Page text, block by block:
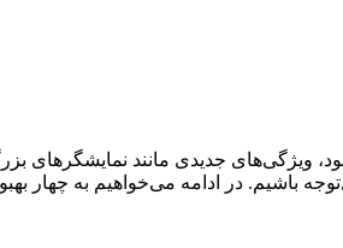
عرضه شود، ویژگی‌های جدیدی مانند